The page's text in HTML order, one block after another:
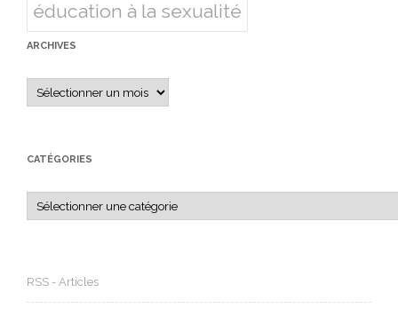
éducation à la sexualité
ARCHIVES
Archives
CATÉGORIES
Catégories
RSS - Articles